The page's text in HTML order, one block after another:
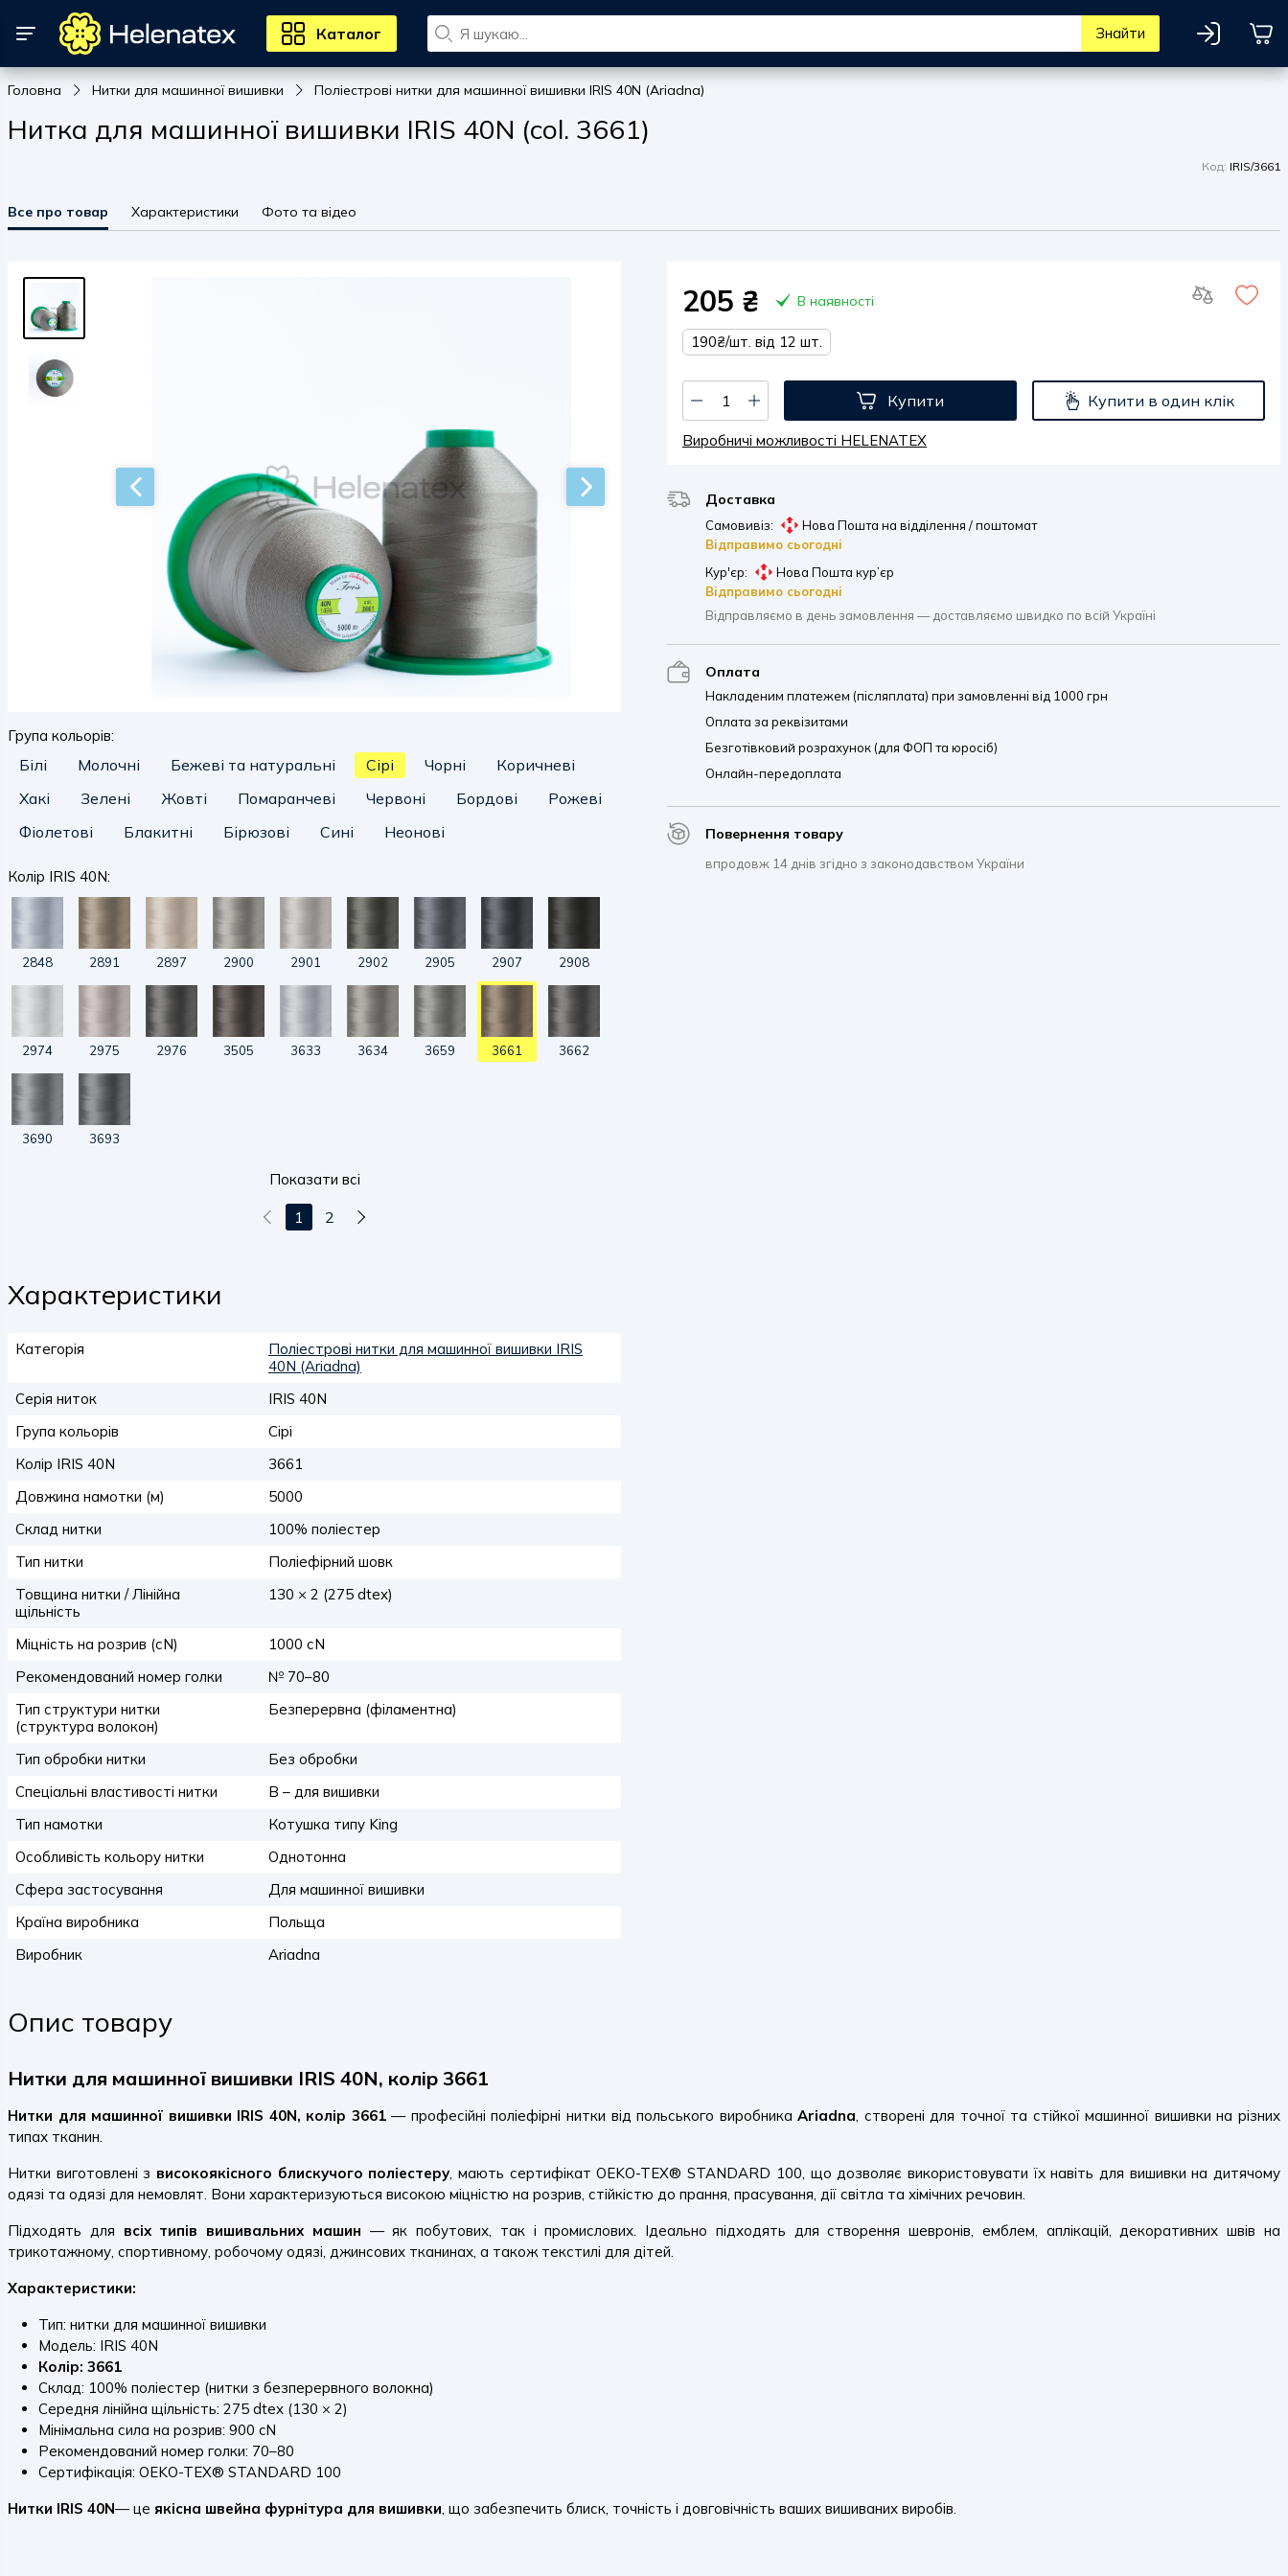
Каталог Знайти
Головна Нитки для машинної вишивки Поліестрові нитки для машинної вишивки IRIS 40N (Ariadna)
Нитка для машинної вишивки IRIS 40N (col. 3661)
Код: IRIS/3661
Все про товар Характеристики Фото та відео
Група кольорів:
Білі Молочні Бежеві та натуральні Сірі Чорні
Коричневі
Хакі
Зелені Жовті Помаранчеві Червоні Бордові
Рожеві
Фіолетові
Блакитні Бірюзові Сині Неонові
Колір IRIS 40N:
2848 2891 2897 2900 2901 2902 2905 2907 2908
2974 2975 2976 3505 3633 3634 3659 3661 3662
3690 3693
Показати всі
1 2
205 ₴ В наявності
190₴/шт. від 12 шт.
Купити Купити в один клік
Виробничі можливості HELENATEX
Доставка
Самовивіз:
Нова Пошта на відділення / поштомат
Відправимо сьогодні
Кур'єр:
Нова Пошта кур’єр
Відправимо сьогодні
Відправляємо в день замовлення — доставляємо швидко по всій Україні
Оплата
Накладеним платежем (післяплата) при замовленні від 1000 грн
Оплата за реквізитами
Безготівковий розрахунок (для ФОП та юросіб)
Онлайн-передоплата
Повернення товару
впродовж 14 днів згідно з законодавством України
Характеристики
Категорія
Поліестрові нитки для машинної вишивки IRIS
40N (Ariadna)
Серія ниток
IRIS 40N
Група кольорів
Сірі
Колір IRIS 40N
3661
Довжина намотки (м)
5000
Склад нитки
100% поліестер
Тип нитки
Поліефірний шовк
Товщина нитки / Лінійна
щільність
130 × 2 (275 dtex)
Міцність на розрив (сN)
1000 сN
Рекомендований номер голки
№ 70–80
Тип структури нитки
(структура волокон)
Безперервна (філаментна)
Тип обробки нитки
Без обробки
Спеціальні властивості нитки
B – для вишивки
Тип намотки
Котушка типу King
Особливість кольору нитки
Однотонна
Сфера застосування
Для машинної вишивки
Країна виробника
Польща
Виробник
Ariadna
Опис товару
Нитки для машинної вишивки IRIS 40N, колір 3661
Нитки для машинної вишивки IRIS 40N, колір 3661— професійні поліефірні нитки від польського виробникаAriadna, створені для точної та стійкої машинної вишивки на різних
типах тканин.
Нитки виготовлені з високоякісного блискучого поліестеру, мають сертифікат OEKO-TEX® STANDARD 100, що дозволяє використовувати їх навіть для вишивки на дитячому
одязі та одязі для немовлят. Вони характеризуються високою міцністю на розрив, стійкістю до прання, прасування, дії світла та хімічних речовин.
Підходять для всіх типів вишивальних машин — як побутових, так і промислових. Ідеально підходять для створення шевронів, емблем, аплікацій, декоративних швів на
трикотажному, спортивному, робочому одязі, джинсових тканинах, а також текстилі для дітей.
Характеристики:
Тип: нитки для машинної вишивки
Модель: IRIS 40N
Колір: 3661
Склад: 100% поліестер (нитки з безперервного волокна)
Середня лінійна щільність: 275 dtex (130 × 2)
Мінімальна сила на розрив: 900 cN
Рекомендований номер голки: 70–80
Сертифікація: OEKO-TEX® STANDARD 100
Нитки IRIS 40N— це якісна швейна фурнітура для вишивки, що забезпечить блиск, точність і довговічність ваших вишиваних виробів.